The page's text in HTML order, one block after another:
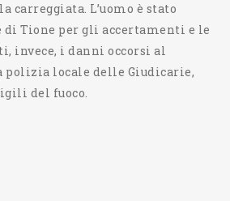
carreggiata. L’uomo è stato
di Tione per gli accertamenti e le
invece, i danni occorsi al
polizia locale delle Giudicarie,
del fuoco.